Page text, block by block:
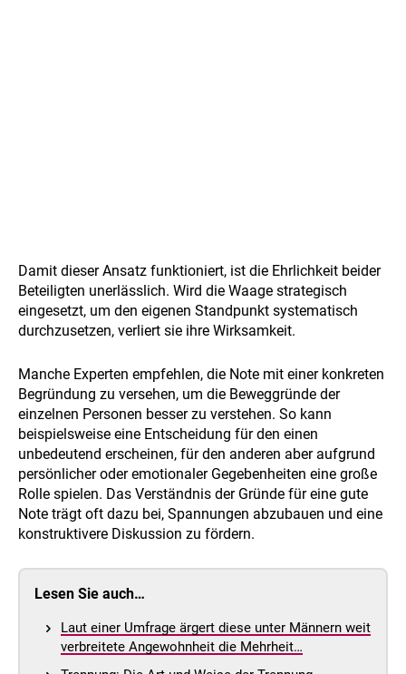
Damit dieser Ansatz funktioniert, ist die Ehrlichkeit beider
Beteiligten unerlässlich. Wird die Waage strategisch
eingesetzt, um den eigenen Standpunkt systematisch
durchzusetzen, verliert sie ihre Wirksamkeit.
Manche Experten empfehlen, die Note mit einer konkreten
Begründung zu versehen, um die Beweggründe der
einzelnen Personen besser zu verstehen. So kann
beispielsweise eine Entscheidung für den einen
unbedeutend erscheinen, für den anderen aber aufgrund
persönlicher oder emotionaler Gegebenheiten eine große
Rolle spielen. Das Verständnis der Gründe für eine gute
Note trägt oft dazu bei, Spannungen abzubauen und eine
konstruktivere Diskussion zu fördern.
Lesen Sie auch…
Laut einer Umfrage ärgert diese unter Männern weit
verbreitete Angewohnheit die Mehrheit…